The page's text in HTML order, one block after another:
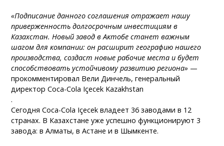
«Подписание данного соглашения отражает нашу
приверженность долгосрочным инвестициям в
Казахстан. Новый завод в Актобе станет важным
шагом для компании: он расширит географию нашего
производства, создаст новые рабочие места и будет
способствовать устойчивому развитию региона» —
прокомментировал Вели Динчель, генеральный
директор Coca-Cola Içecek Kazakhstan
.
Сегодня Coca-Cola Içecek владеет 36 заводами в 12
странах. В Казахстане уже успешно функционируют 3
завода: в Алматы, в Астане и в Шымкенте.